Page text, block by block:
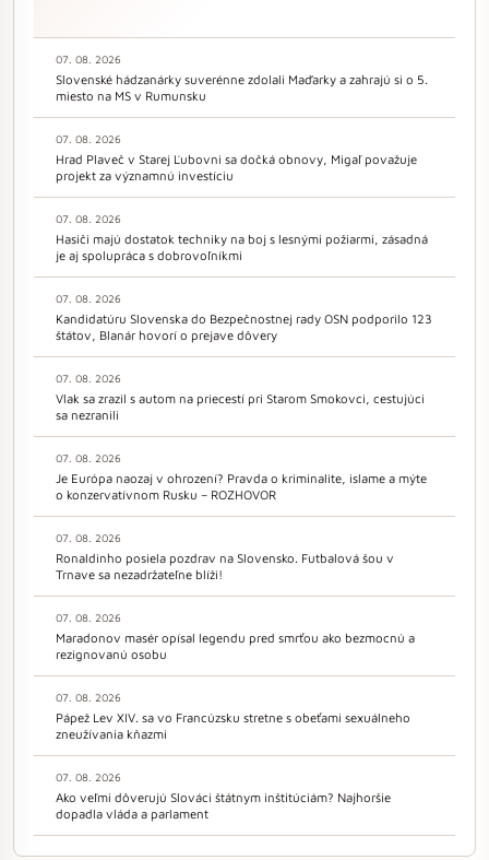
07. 08. 2026
Slovenské hádzanárky suverénne zdolali Maďarky a zahrajú si o 5.
miesto na MS v Rumunsku
07. 08. 2026
Hrad Plaveč v Starej Ľubovni sa dočká obnovy, Migaľ považuje
projekt za významnú investíciu
07. 08. 2026
Hasiči majú dostatok techniky na boj s lesnými požiarmi, zásadná
je aj spolupráca s dobrovoľníkmi
07. 08. 2026
Kandidatúru Slovenska do Bezpečnostnej rady OSN podporilo 123
štátov, Blanár hovorí o prejave dôvery
07. 08. 2026
Vlak sa zrazil s autom na priecestí pri Starom Smokovci, cestujúci
sa nezranili
07. 08. 2026
Je Európa naozaj v ohrození? Pravda o kriminalite, islame a mýte
o konzervatívnom Rusku – ROZHOVOR
07. 08. 2026
Ronaldinho posiela pozdrav na Slovensko. Futbalová šou v
Trnave sa nezadržateľne blíži!
07. 08. 2026
Maradonov masér opísal legendu pred smrťou ako bezmocnú a
rezignovanú osobu
07. 08. 2026
Pápež Lev XIV. sa vo Francúzsku stretne s obeťami sexuálneho
zneužívania kňazmi
07. 08. 2026
Ako veľmi dôverujú Slováci štátnym inštitúciám? Najhoršie
dopadla vláda a parlament